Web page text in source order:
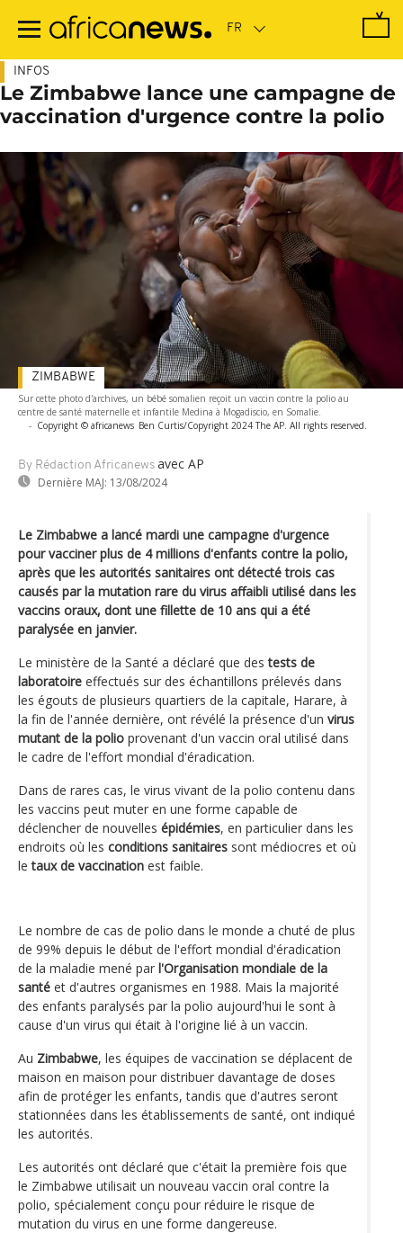
contenu
INFOS
Le Zimbabwe lance une campagne de
vaccination d'urgence contre la polio
Sur cette photo d'archives, un bébé somalien reçoit un vaccin contre la polio au
centre de santé maternelle et infantile Medina à Mogadiscio, en Somalie.
- Copyright © africanews Ben Curtis/Copyright 2024 The AP. All rights reserved.
By Rédaction Africanews avec AP
Dernière MAJ: 13/08/2024
ZIMBABWE
Le Zimbabwe a lancé mardi une campagne d'urgence
pour vacciner plus de 4 millions d'enfants contre la polio,
après que les autorités sanitaires ont détecté trois cas
causés par la mutation rare du virus affaibli utilisé dans les
vaccins oraux, dont une fillette de 10 ans qui a été
paralysée en janvier.
Le ministère de la Santé a déclaré que destests de
laboratoire effectués sur des échantillons prélevés dans
les égouts de plusieurs quartiers de la capitale, Harare, à
la fin de l'année dernière, ont révélé la présence d'un virus
mutant de la polio provenant d'un vaccin oral utilisé dans
le cadre de l'effort mondial d'éradication.
Dans de rares cas, le virus vivant de la polio contenu dans
les vaccins peut muter en une forme capable de
déclencher de nouvelles épidémies, en particulier dans les
endroits où les conditions sanitaires sont médiocres et où
letaux de vaccination est faible.
Le nombre de cas de polio dans le monde a chuté de plus
de 99% depuis le début de l'effort mondial d'éradication
de la maladie mené par l'Organisation mondiale de la
santé et d'autres organismes en 1988. Mais la majorité
des enfants paralysés par la polio aujourd'hui le sont à
cause d'un virus qui était à l'origine lié à un vaccin.
Au Zimbabwe, les équipes de vaccination se déplacent de
maison en maison pour distribuer davantage de doses
afin de protéger les enfants, tandis que d'autres seront
stationnées dans les établissements de santé, ont indiqué
les autorités.
Les autorités ont déclaré que c'était la première fois que
le Zimbabwe utilisait un nouveau vaccin oral contre la
polio, spécialement conçu pour réduire le risque de
mutation du virus en une forme dangereuse.